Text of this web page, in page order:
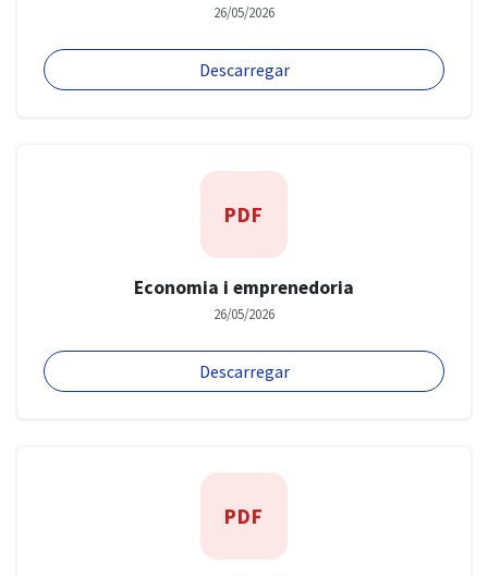
26/05/2026
Descarregar
PDF
Economia i emprenedoria
26/05/2026
Descarregar
PDF